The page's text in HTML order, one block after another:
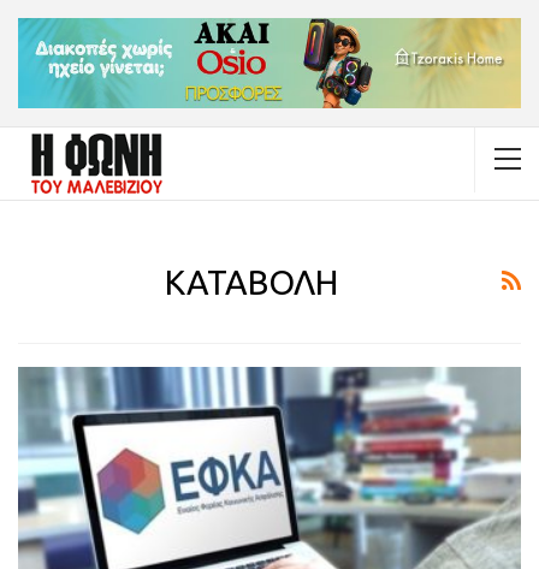
ΚΑΤΑΒΟΛΗ